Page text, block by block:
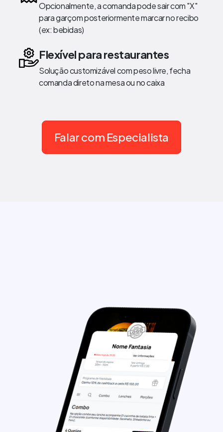
Opcionalmente, a comanda pode sair com "X"
para garçom posteriormente marcar no recibo
(ex: bebidas)
Flexível para restaurantes
Solução customizável com peso livre, fecha
comanda direto na mesa ou no caixa
Falar com Especialista